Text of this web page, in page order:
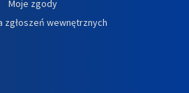
Moje zgody
zgłoszeń wewnętrznych